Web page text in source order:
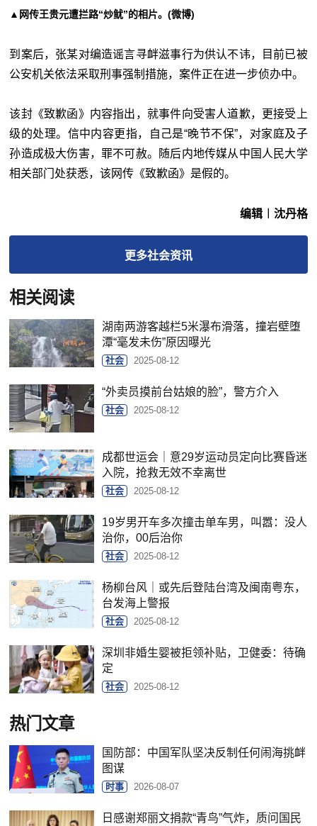
▲网传王贵元遭拦路“炒鱿”的相片。(微博)
到案后，张某对编造谣言寻衅滋事行为供认不讳，目前已被
公安机关依法采取刑事强制措施，案件正在进一步侦办中。
该封《致歉函》内容指出，就事件向受害人道歉，更接受上
级的处理。信中内容更指，自己是“晚节不保”，对家庭及子
孙造成极大伤害，罪不可赦。随后内地传媒从中国人民大学
相关部门处获悉，该网传《致歉函》是假的。
编辑︱沈丹格
更多社会资讯
相关阅读
湖南两游客越栏5米瀑布滑落，撞岩壁堕
潭“毫发未伤”原因曝光
社会 2025-08-12
“外卖员摸前台姑娘的脸”，警方介入
社会 2025-08-12
成都世运会｜意29岁运动员定向比赛昏迷
入院，抢救无效不幸离世
社会 2025-08-12
19岁男开车多次撞击单车男，叫嚣：没人
治你，00后治你
社会 2025-08-12
杨柳台风｜或先后登陆台湾及闽南粤东，
台发海上警报
社会 2025-08-12
深圳非婚生婴被拒领补贴，卫健委：待确
定
社会 2025-08-12
热门文章
国防部：中国军队坚决反制任何闹海挑衅
图谋
时事 2026-08-07
日感谢郑丽文捐款“青鸟”气炸，质问国民